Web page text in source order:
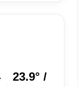
23.9° /